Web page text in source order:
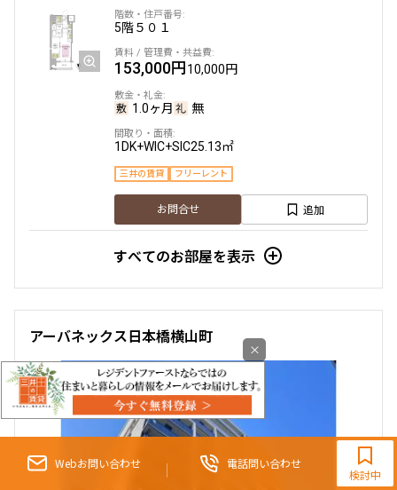
Webお問い合わせ 電話問い合わせ
9:30~18:00（水曜定休）
検討中
5階５０１
153,000円10,000円
1.0ヶ月 無
1DK+WIC+SIC25.13㎡
三井の賃貸 フリーレント
お問合せ 追加
6階６０７
156,000円 10,000円
1.0ヶ月 無
1DK 25.17㎡
三井の賃貸
すべてのお部屋を表示
アーバネックス日本橋横山町
×